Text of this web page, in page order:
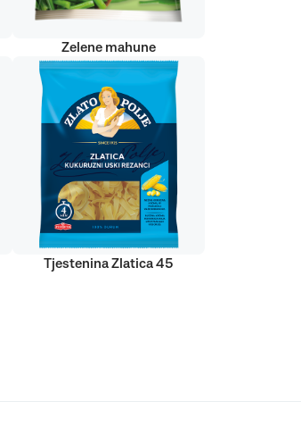
Zelene mahune
Tjestenina Zlatica 45